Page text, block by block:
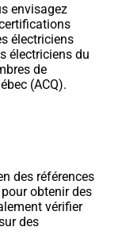
envisagez
électriciens
électriciens du
de
(ACQ).
des références
obtenir des
vérifier
des